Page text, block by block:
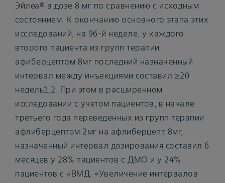
Эйлеа® в дозе 8 мг по сравнению с исходным
состоянием. К окончанию основного этапа этих
исследований, на 96-й неделе, у каждого
второго пациента из групп терапии
афиберцептом 8мг последний назначенный
интервал между инъекциями составил ≥20
недель1,2. При этом в расширенном
исследовании с учетом пациентов, в начале
третьего года переведенных из групп терапии
афлиберцептом 2мг на афлиберцепт 8мг,
назначенный интервал дозирования составил 6
месяцев у 28% пациентов с ДМО и у 24%
пациентов с нВМД. «Увеличение интервалов